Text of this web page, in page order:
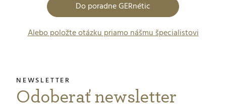
Do poradne GERnétic
Alebo položte otázku priamo nášmu špecialistovi
Odoberať newsletter